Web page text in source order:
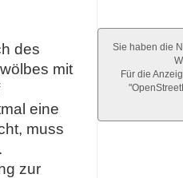
Sie haben die
Für die
des
mit
eine
muss
zur